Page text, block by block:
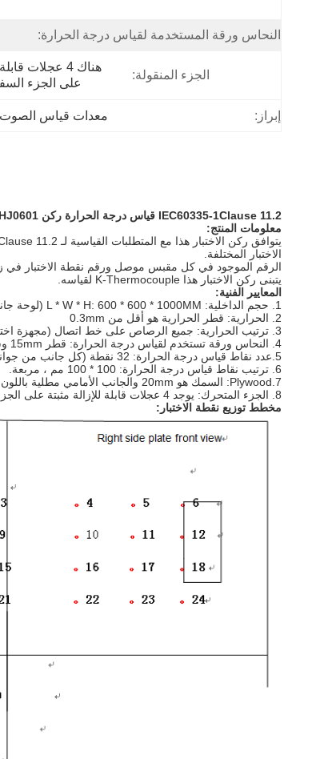
النحاس ورقة المستخدمة لقياس درجة الحرارة:
الجزء المنقولة:
على الجزء
إبراز: معدات قياس الصوت
IEC60335-1Clause 11.2 قياس درجة الحرارة ركن HJ0601
معلومات المنتج:
الاختبار المختلفة.
الرقم الموجود في كل مقبس موصل ورقم نقطة الاختبار في
يتبنى ركن الاختبار هذا K-Thermocouple لقياسه.
المعايير الفنية:
1. حجم الداخلية: L * W * H: 600 * 600 * 1000MM (لوحة جانبية * 2 ، لوحة قاعدة * 1 ، لوحة أعلى * 1)
2. الحرارية: قطر الحرارية هو أقل من 0.3mm
3. ترتيب الحرارية: جميع الرصاص على خط اتصال (مجهزة اختياريًا مع المكونات الحرارية ومآخذ التوصيل)
4. النحاس ورقة تستخدم لقياس درجة الحرارة: قطر 15mm وسمك 1MM.
5.عدد نقاط قياس درجة الحرارة: 32 نقطة (كل جانب من جوانب اللوحة 12 نقطة لكل نقطة ، 8 نقاط على لوحة القاعدة)
6. ترتيب نقاط قياس درجة الحرارة: 100 * 100 مم ، مربعة.
7.Plywood: السمك هو 20mm والجانب الأمامي مطلية باللون الأسود في برلين والعكس هو مع لوحة فيلم رمادية.
8. الجزء المتحرك: يوجد 4 عجلات قابلة للإزالة مثبتة على الجزء السفلي من الجهاز.
مخطط توزيع نقطة الاختبار: